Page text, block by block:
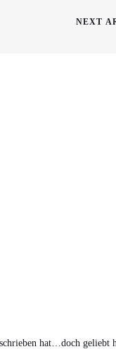
NEXT
hat…doch geliebt